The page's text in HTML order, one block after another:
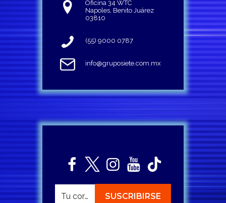
Oficina 34 WTC
Napoles, Benito Juárez
03810
(55) 9000 0787
info@gruposiete.com.mx